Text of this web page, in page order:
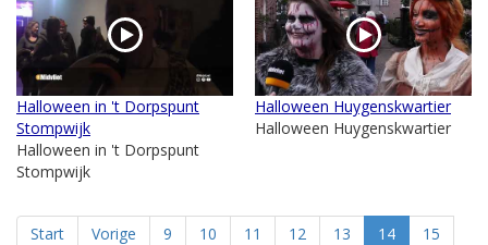
Halloween in 't Dorpspunt
Stompwijk
Halloween in 't Dorpspunt
Stompwijk
Halloween Huygenskwartier
Halloween Huygenskwartier
Start Vorige 9 10 11 12 13 14
15